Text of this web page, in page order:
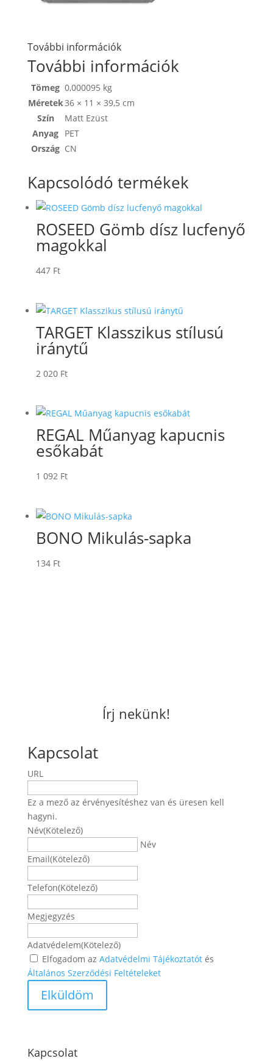
További információk
További információk
Tömeg 0,000095 kg
Méretek36 × 11 × 39,5 cm
Szín
Matt Ezüst
Anyag PET
Ország CN
Kapcsolódó termékek
ROSEED Gömb dísz lucfenyő
magokkal
447 Ft
TARGET Klasszikus stílusú
iránytű
2 020 Ft
REGAL Műanyag kapucnis
esőkabát
1 092 Ft
BONO Mikulás-sapka
134 Ft
Írj nekünk!
Kapcsolat
URL
Ez a mező az érvényesítéshez van és üresen kell
hagyni.
Név(Kötelező)
Név
Email(Kötelező)
Telefon(Kötelező)
Megjegyzés
Adatvédelem(Kötelező)
Elfogadom az Adatvédelmi Tájékoztatótés
Általános Szerződési Feltételeket
Kapcsolat